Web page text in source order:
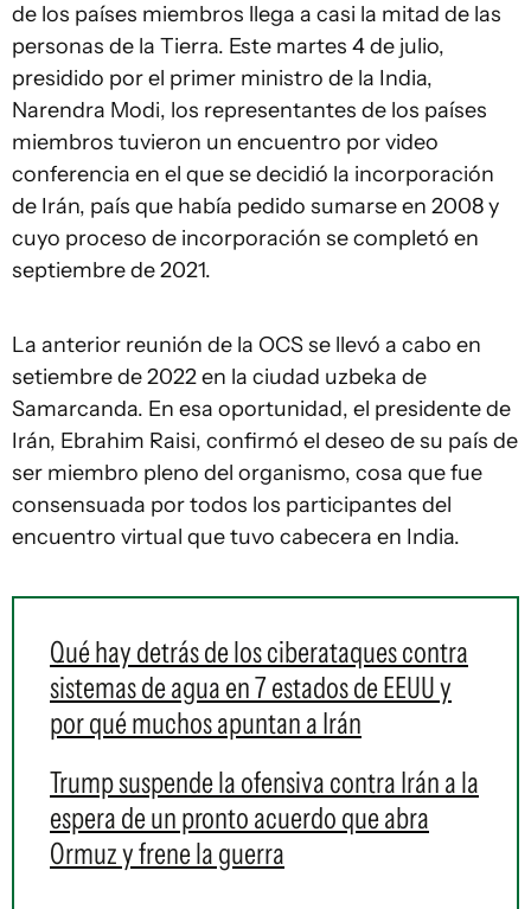
de los países miembros llega a casi la mitad de las
personas de la Tierra. Este martes 4 de julio,
presidido por el primer ministro de la India,
Narendra Modi, los representantes de los países
miembros tuvieron un encuentro por video
conferencia en el que se decidió la incorporación
de Irán, país que había pedido sumarse en 2008 y
cuyo proceso de incorporación se completó en
septiembre de 2021.
La anterior reunión de la OCS se llevó a cabo en
setiembre de 2022 en la ciudad uzbeka de
Samarcanda. En esa oportunidad, el presidente de
Irán, Ebrahim Raisi, confirmó el deseo de su país de
ser miembro pleno del organismo, cosa que fue
consensuada por todos los participantes del
encuentro virtual que tuvo cabecera en India.
Qué hay detrás de los ciberataques contra
sistemas de agua en 7 estados de EEUU y
por qué muchos apuntan a Irán
Trump suspende la ofensiva contra Irán a la
espera de un pronto acuerdo que abra
Ormuz y frene la guerra